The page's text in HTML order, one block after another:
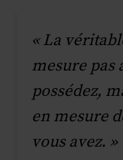
« La
mesure pas
possédez,
en mesure
vous avez. »